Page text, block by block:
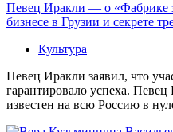
Певец Иракли — о «Фабрике
бизнесе в Грузии и секрете
Культура
Певец Иракли заявил, что
гарантировало успеха.
известен на всю Россию в